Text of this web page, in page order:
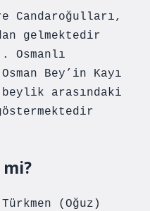
Candaroğulları,
gelmektedir
Osmanlı
Bey’in Kayı
arasındaki
(Oğuz)